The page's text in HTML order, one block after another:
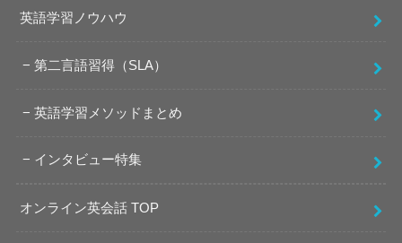
英語学習ノウハウ
第二言語習得（SLA）
英語学習メソッドまとめ
インタビュー特集
オンライン英会話 TOP